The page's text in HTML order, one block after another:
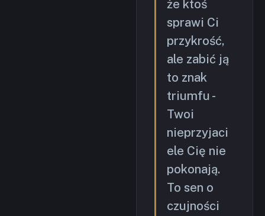
że ktoś
sprawi Ci
przykrość,
ale zabić ją
to znak
triumfu -
Twoi
nieprzyjaci
ele Cię nie
pokonają.
To sen o
czujności